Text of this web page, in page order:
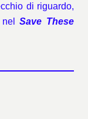
di riguardo,
nelSave These